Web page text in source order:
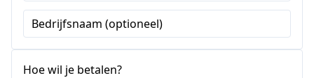
Staten
+1
Bedrijfsnaam (optioneel)
Hoe wil je betalen?